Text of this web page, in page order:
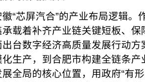
“芯屏汽合”的产业布局逻辑。
载着补齐产业链关键短板、
台数字经济高质量发展行动
生产，到合肥市构建全链条
全局的核心位置，用政府“有